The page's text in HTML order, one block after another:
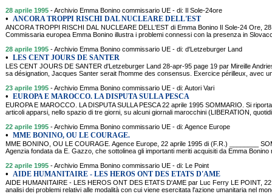
28 aprile 1995 - Archivio Emma Bonino commissario UE - di: Il Sole-24ore
• ANCORA TROPPI RISCHI DAL NUCLEARE DELL'EST
ANCORA TROPPI RISCHI DAL NUCLEARE DELL'EST di Emma Bonino Il Sole-24 Ore,
Commissaria europea Emma Bonino illustra i problemi connessi con la presenza in
28 aprile 1995 - Archivio Emma Bonino commissario UE - di: d'Letzeburger Land
• LES CENT JOURS DE SANTER
LES CENT JOURS DE SANTER d'Letzeburger Land 28-apr-95 page 19 par Mireille
sa désignation, Jacques Santer serait l'homme des consensus. Exercice périlleux, avec
23 aprile 1995 - Archivio Emma Bonino commissario UE - di: Autori Vari
• EUROPA E MAROCCO. LA DISPUTA SULLA PESCA
EUROPA E MAROCCO. LA DISPUTA SULLA PESCA 22 aprile 1995 SOMMARIO. Si
articoli apparsi, nello spazio di tre giorni, su alcuni giornali marocchini (LIBERATION,
22 aprile 1995 - Archivio Emma Bonino commissario UE - di: Agence Europe
• MME BONINO, OU LE COURAGE.
MME BONINO, OU LE COURAGE. Agence Europe, 22 aprile 1995 di (F.R.) ________
Agenzia fondata da E. Gazzo, che sottolinea gli importanti meriti acquisiti da Emma Bonino
22 aprile 1995 - Archivio Emma Bonino commissario UE - di: Le Point
• AIDE HUMANITAIRE - LES HEROS ONT DES ETATS D'AME
AIDE HUMANITAIRE - LES HEROS ONT DES ETATS D'AME par Luc Ferry LE POINT,
analisi dei problemi relativi alle modalità con cui viene esercitata l'azione umanitaria nel